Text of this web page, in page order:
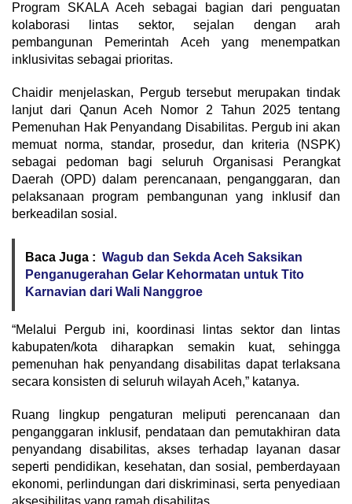
Program SKALA Aceh sebagai bagian dari penguatan
kolaborasi lintas sektor, sejalan dengan arah
pembangunan Pemerintah Aceh yang menempatkan
inklusivitas sebagai prioritas.
Chaidir menjelaskan, Pergub tersebut merupakan tindak
lanjut dari Qanun Aceh Nomor 2 Tahun 2025 tentang
Pemenuhan Hak Penyandang Disabilitas. Pergub ini akan
memuat norma, standar, prosedur, dan kriteria (NSPK)
sebagai pedoman bagi seluruh Organisasi Perangkat
Daerah (OPD) dalam perencanaan, penganggaran, dan
pelaksanaan program pembangunan yang inklusif dan
berkeadilan sosial.
Baca Juga : Wagub dan Sekda Aceh Saksikan
Penganugerahan Gelar Kehormatan untuk Tito
Karnavian dari Wali Nanggroe
“Melalui Pergub ini, koordinasi lintas sektor dan lintas
kabupaten/kota diharapkan semakin kuat, sehingga
pemenuhan hak penyandang disabilitas dapat terlaksana
secara konsisten di seluruh wilayah Aceh,” katanya.
Ruang lingkup pengaturan meliputi perencanaan dan
penganggaran inklusif, pendataan dan pemutakhiran data
penyandang disabilitas, akses terhadap layanan dasar
seperti pendidikan, kesehatan, dan sosial, pemberdayaan
ekonomi, perlindungan dari diskriminasi, serta penyediaan
aksesibilitas yang ramah disabilitas.